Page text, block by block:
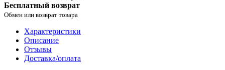
Бесплатный возврат
Обмен или возврат товара
Характеристики
Описание
Отзывы
Доставка/оплата